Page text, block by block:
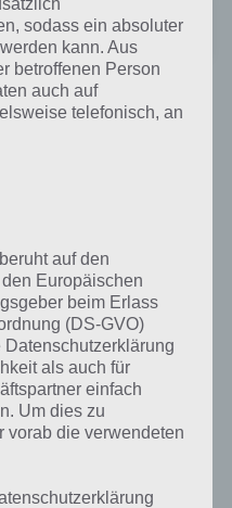
wie Tiny Wings
herab tippen, während beim
mit der App. Auch wir
Problem gehabt, dass der
ist und nur die Musik
jedoch auch auf dem iPhone
dass die Entwickler das
sodass ein absoluter
kann. Aus
betroffenen Person
auch auf
telefonisch, an
auf den
Europäischen
beim Erlass
(DS-GVO)
als auch für
einfach
Um dies zu
vorab die verwendeten